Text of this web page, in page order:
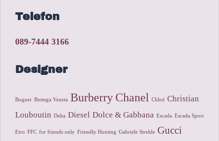
Telefon
089-7444 3166
Designer
Bogner Bottega Veneta Burberry Chanel Chloé Christian
Louboutin Deha Diesel Dolce & Gabbana Escada Escada Sport
Etro FFC for friends only Friendly Hunting Gabriele Strehle Gucci